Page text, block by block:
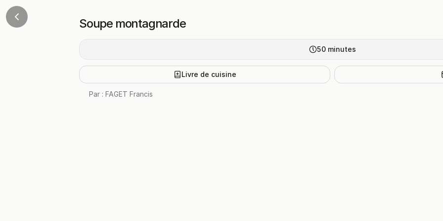
Soupe montagnarde
50 minutes
Livre de cuisine
Par : FAGET Francis